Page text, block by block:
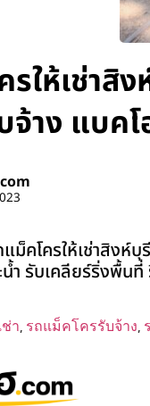
ให้เช่าสิ
าง แบค
ม็คโครให้เช่าสิงห์
ำ รับเคลียร์ริ่งพื้น
า, รถแม็คโครรับจ้าง,